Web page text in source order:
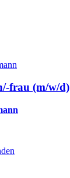
frau (m/w/d)